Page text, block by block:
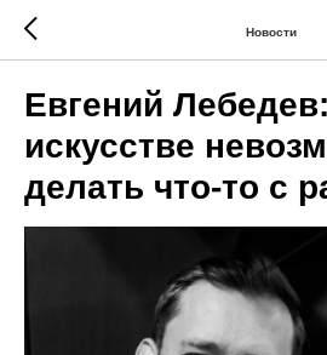
Новости
Евгений
искусстве
делать что-то с